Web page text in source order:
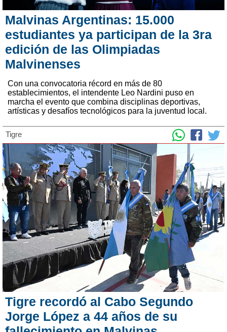
Malvinas Argentinas: 15.000
estudiantes ya participan de la 3ra
edición de las Olimpiadas
Malvinenses
Con una convocatoria récord en más de 80
establecimientos, el intendente Leo Nardini puso en
marcha el evento que combina disciplinas deportivas,
artísticas y desafíos tecnológicos para la juventud local.
Tigre
Tigre recordó al Cabo Segundo
Jorge López a 44 años de su